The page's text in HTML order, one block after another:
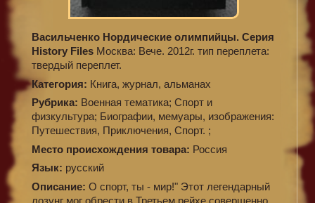
Васильченко Нордические олимпийцы. Серия
History Files Москва: Вече. 2012г. тип переплета:
твердый переплет.
Категория: Книга, журнал, альманах
Рубрика: Военная тематика; Спорт и
физкультура; Биографии, мемуары, изображения:
Путешествия, Приключения, Спорт. ;
Место происхождения товара: Россия
Язык: русский
Описание: О спорт, ты - мир!" Этот легендарный
лозунг мог обрести в Третьем рейхе совершенно